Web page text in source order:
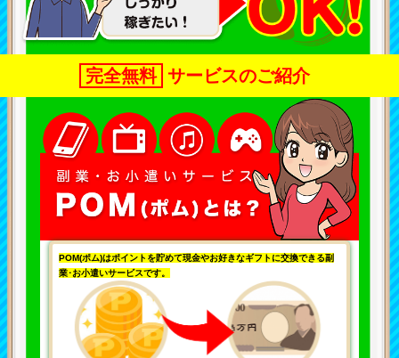
完全無料 サービスのご紹介
POM(ポム)はポイントを貯めて現金やお好きなギフトに交換できる副
業･お小遣いサービスです。